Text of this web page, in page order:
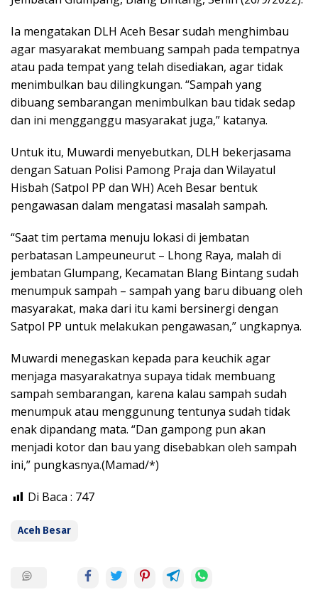
Ia mengatakan DLH Aceh Besar sudah menghimbau
agar masyarakat membuang sampah pada tempatnya
atau pada tempat yang telah disediakan, agar tidak
menimbulkan bau dilingkungan. “Sampah yang
dibuang sembarangan menimbulkan bau tidak sedap
dan ini mengganggu masyarakat juga,” katanya.
Untuk itu, Muwardi menyebutkan, DLH bekerjasama
dengan Satuan Polisi Pamong Praja dan Wilayatul
Hisbah (Satpol PP dan WH) Aceh Besar bentuk
pengawasan dalam mengatasi masalah sampah.
“Saat tim pertama menuju lokasi di jembatan
perbatasan Lampeuneurut – Lhong Raya, malah di
jembatan Glumpang, Kecamatan Blang Bintang sudah
menumpuk sampah – sampah yang baru dibuang oleh
masyarakat, maka dari itu kami bersinergi dengan
Satpol PP untuk melakukan pengawasan,” ungkapnya.
Muwardi menegaskan kepada para keuchik agar
menjaga masyarakatnya supaya tidak membuang
sampah sembarangan, karena kalau sampah sudah
menumpuk atau menggunung tentunya sudah tidak
enak dipandang mata. “Dan gampong pun akan
menjadi kotor dan bau yang disebabkan oleh sampah
ini,” pungkasnya.(Mamad/*)
Di Baca : 747
Aceh Besar